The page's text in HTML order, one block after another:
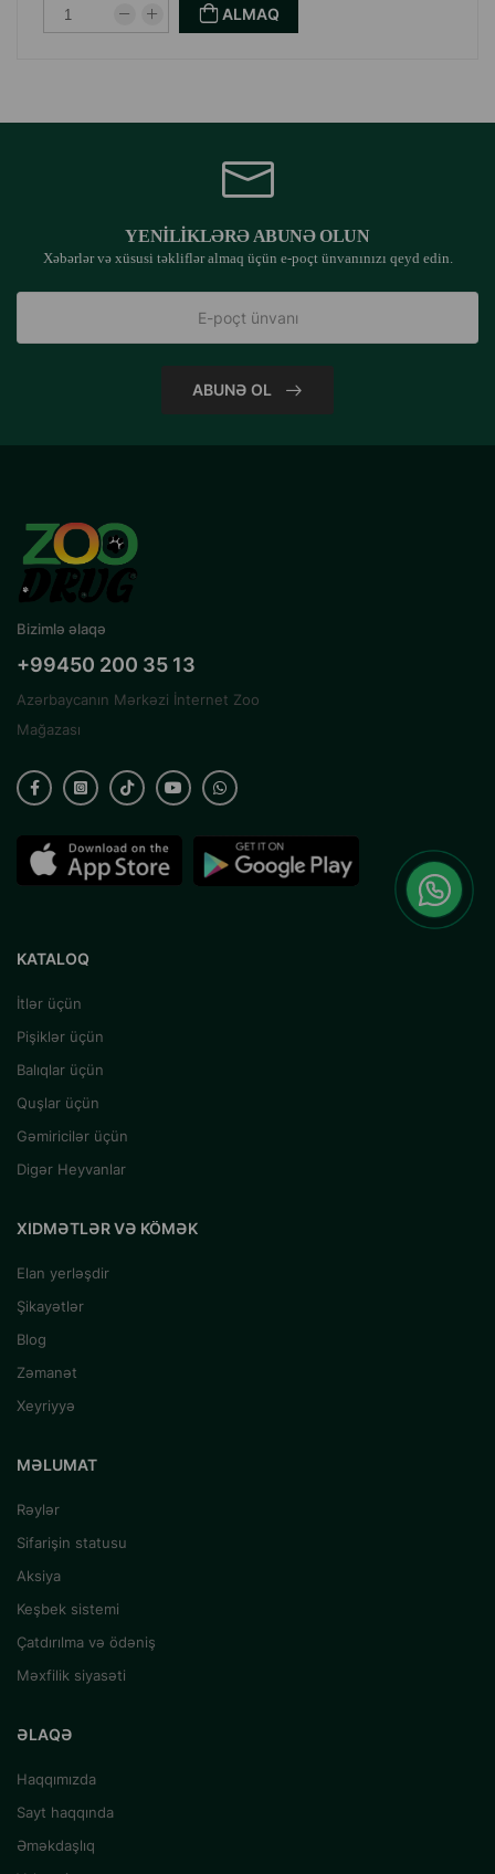
ALMAQ
YENILIKLƏRƏ ABUNƏ OLUN
Xəbərlər və xüsusi təkliflər almaq üçün e-poçt ünvanınızı qeyd edin.
ABUNƏ OL
Bizimlə əlaqə
+99450 200 35 13
Azərbaycanın Mərkəzi İnternet Zoo
Mağazası
KATALOQ
İtlər üçün
Pişiklər üçün
Balıqlar üçün
Quşlar üçün
Gəmiricilər üçün
Digər Heyvanlar
XIDMƏTLƏR VƏ KÖMƏK
Elan yerləşdir
Şikayətlər
Blog
Zəmanət
Xeyriyyə
MƏLUMAT
Rəylər
Sifarişin statusu
Aksiya
Keşbek sistemi
Çatdırılma və ödəniş
Məxfilik siyasəti
ƏLAQƏ
Haqqımızda
Sayt haqqında
Əməkdaşlıq